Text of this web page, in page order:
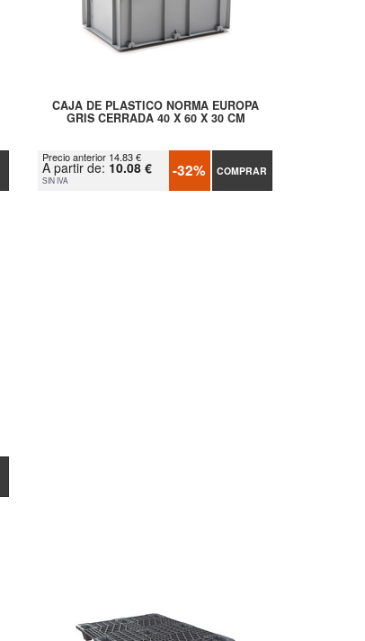
CAJA DE PLASTICO NORMA EUROPA
GRIS CERRADA 40 X 60 X 30 CM
Precio anterior 14.83 €
A partir de: 10.08 €
SIN IVA -32% COMPRAR